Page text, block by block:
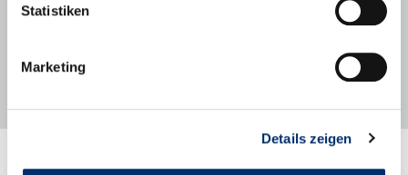
Statistiken
Marketing
Details zeigen
Stephan Hager